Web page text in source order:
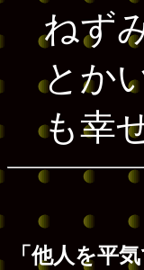
ねず
とか
も幸
「他人を平